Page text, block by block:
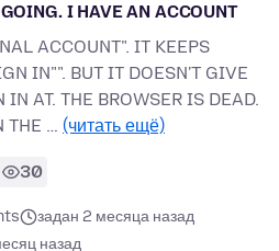
I HAVE AN ACCOUNT
ACCOUNT". IT KEEPS
IN"". BUT IT DOESN'T GIVE
AT. THE BROWSER IS DEAD.
THE … (читать ещё)
30
задан 2 месяца назад
назад